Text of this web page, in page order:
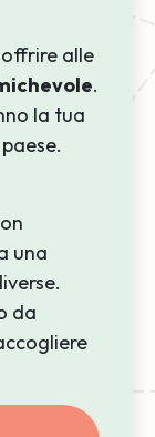
alle
.
la tua
una
da